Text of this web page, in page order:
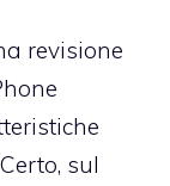
revisione
sul